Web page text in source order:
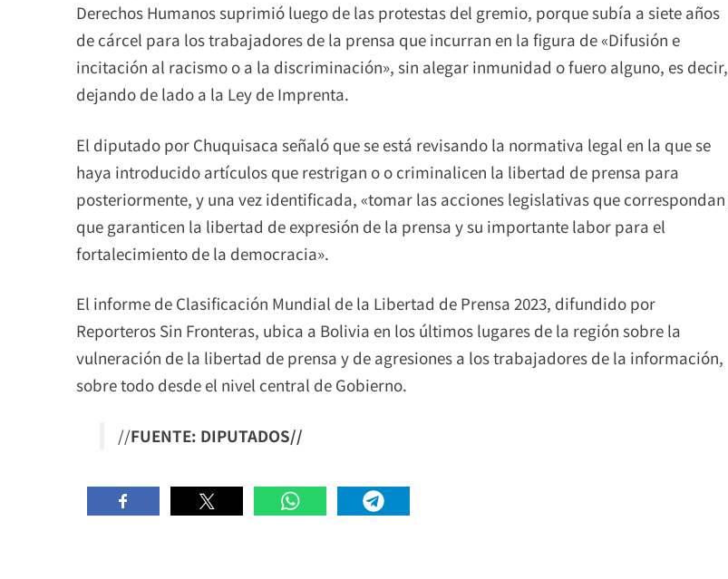
Derechos Humanos suprimió luego de las protestas del gremio, porque subía a siete años
de cárcel para los trabajadores de la prensa que incurran en la figura de «Difusión e
incitación al racismo o a la discriminación», sin alegar inmunidad o fuero alguno, es decir,
dejando de lado a la Ley de Imprenta.
El diputado por Chuquisaca señaló que se está revisando la normativa legal en la que se
haya introducido artículos que restrigan o o criminalicen la libertad de prensa para
posteriormente, y una vez identificada, «tomar las acciones legislativas que
que garanticen la libertad de expresión de la prensa y su importante labor para el
fortalecimiento de la democracia».
El informe de Clasificación Mundial de la Libertad de Prensa 2023, difundido por
Reporteros Sin Fronteras, ubica a Bolivia en los últimos lugares de la región sobre la
vulneración de la libertad de prensa y de agresiones a los trabajadores de la información,
sobre todo desde el nivel central de Gobierno.
//FUENTE: DIPUTADOS//